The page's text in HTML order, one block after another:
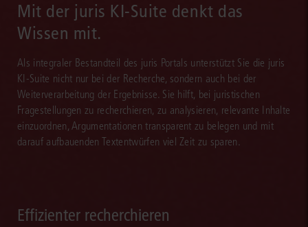
Mit der juris KI-Suite denkt das
Wissen mit.
Als integraler Bestandteil des juris Portals unterstützt Sie die juris
KI-Suite nicht nur bei der Recherche, sondern auch bei der
Weiterverarbeitung der Ergebnisse. Sie hilft, bei juristischen
Fragestellungen zu recherchieren, zu analysieren, relevante Inhalte
einzuordnen, Argumentationen transparent zu belegen und mit
darauf aufbauenden Textentwürfen viel Zeit zu sparen.
Effizienter recherchieren